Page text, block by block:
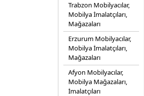
Trabzon Mobilyacılar,
Mobilya İmalatçıları,
Mağazaları
Erzurum Mobilyacılar,
Mobilya İmalatçıları,
Mağazaları
Afyon Mobilyacılar,
Mobilya Mağazaları,
İmalatçıları